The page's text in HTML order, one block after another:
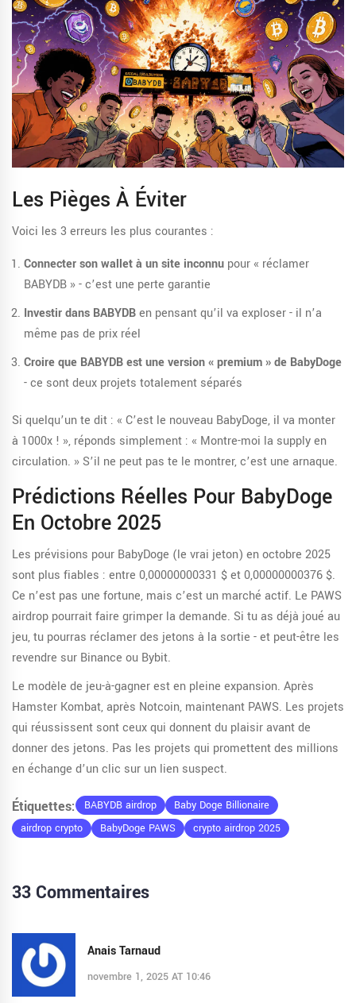
Les Pièges À Éviter
Voici les 3 erreurs les plus courantes :
Connecter son wallet à un site inconnu pour « réclamer
BABYDB » - c’est une perte garantie
Investir dans BABYDBen pensant qu’il va exploser - il n’a
même pas de prix réel
Croire que BABYDB est une version « premium » de BabyDoge
- ce sont deux projets totalement séparés
Si quelqu’un te dit : « C’est le nouveau BabyDoge, il va monter
à 1000x ! », réponds simplement : « Montre-moi la supply en
circulation. » S’il ne peut pas te le montrer, c’est une arnaque.
Prédictions Réelles Pour BabyDoge
En Octobre 2025
Les prévisions pour BabyDoge (le vrai jeton) en octobre 2025
sont plus fiables : entre 0,00000000331 $ et 0,00000000376 $.
Ce n’est pas une fortune, mais c’est un marché actif. Le PAWS
airdrop pourrait faire grimper la demande. Si tu as déjà joué au
jeu, tu pourras réclamer des jetons à la sortie - et peut-être les
revendre sur Binance ou Bybit.
Le modèle de jeu-à-gagner est en pleine expansion. Après
Hamster Kombat, après Notcoin, maintenant PAWS. Les projets
qui réussissent sont ceux qui donnent du plaisir avant de
donner des jetons. Pas les projets qui promettent des millions
en échange d’un clic sur un lien suspect.
Étiquettes: BABYDB airdrop
Baby Doge Billionaire
airdrop crypto
BabyDoge PAWS crypto airdrop 2025
33 Commentaires
Anais Tarnaud
novembre 1, 2025 AT 10:46